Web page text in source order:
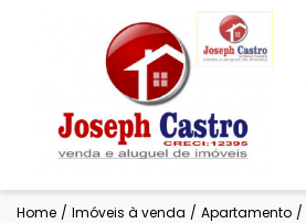
Home / Imóveis à venda / Apartamento /